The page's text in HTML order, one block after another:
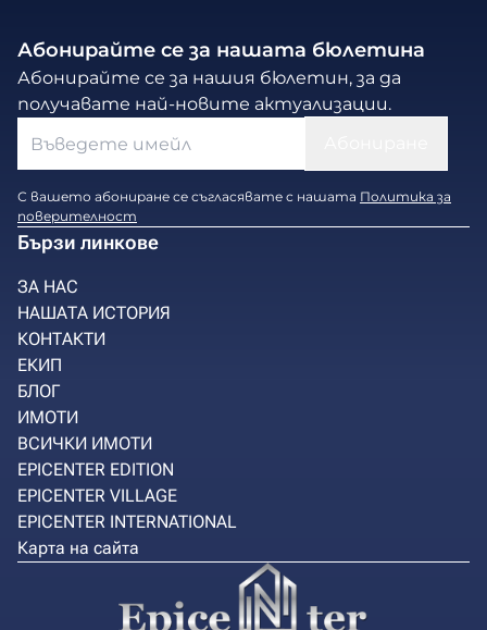
Абонирайте се за нашата бюлетина
Абонирайте се за нашия бюлетин, за да
получавате най-новите актуализации.
С вашето абониране се съгласявате с нашата Политика за
поверителност
Бързи линкове
ЗА НАС
НАШАТА ИСТОРИЯ
КОНТАКТИ
ЕКИП
БЛОГ
ИМОТИ
ВСИЧКИ ИМОТИ
EPICENTER EDITION
EPICENTER VILLAGE
EPICENTER INTERNATIONAL
Карта на сайта